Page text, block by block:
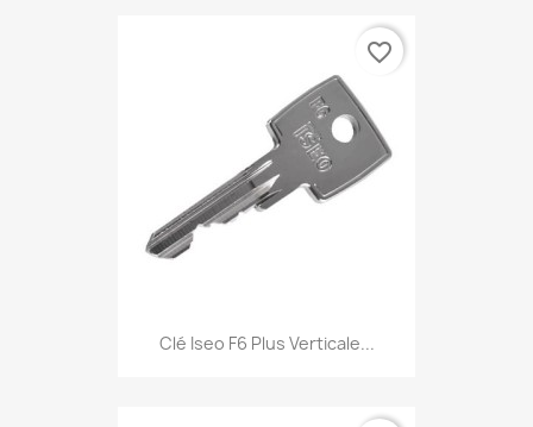
Clé Iseo F6 Plus Verticale...
favorite_border